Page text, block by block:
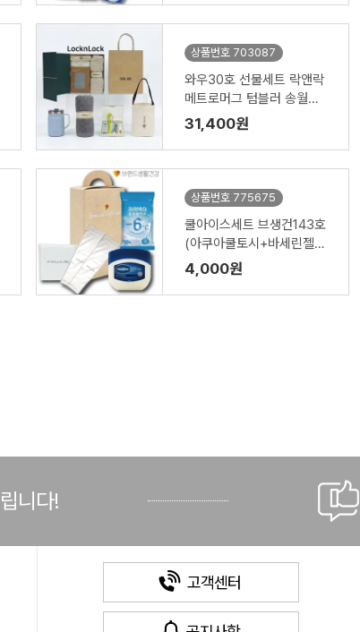
상품번호 703087
와우30호 선물세트 락앤락
메트로머그 텀블러 송월타
올 띠지 치아구급함 칫솔치
약(쇼핑백)
31,400원
상품번호 775675
쿨아이스세트 브생건143호
(아쿠아쿨토시+바세린젤리
+크리넥스 쿨링물티슈)
4,000원
니다!
고객센터